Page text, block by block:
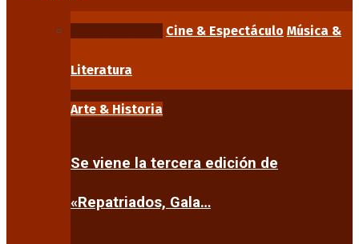
Cine & Espectáculo Música &
Literatura
Arte & Historia
Se viene la tercera edición de
«Repatriados, Gala…